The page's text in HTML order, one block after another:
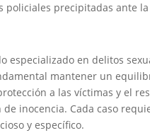
policiales precipitadas ante
especializado en delitos
mantener un
a las víctimas y el
inocencia. Cada caso
y específico.